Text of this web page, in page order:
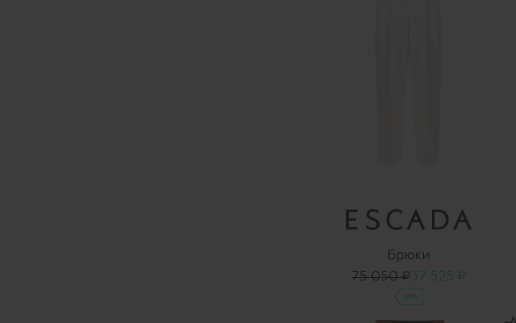
Брюки
75 050 ₽37 525 ₽
-50%